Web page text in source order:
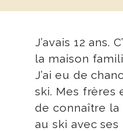
J’avais 12
la maison
J’ai eu de
ski. Mes frères
de connaître
au ski avec ses